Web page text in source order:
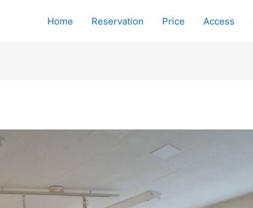
Home Reservation Price Access